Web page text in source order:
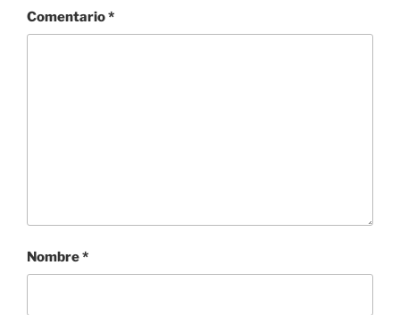
Comentario*
Nombre*